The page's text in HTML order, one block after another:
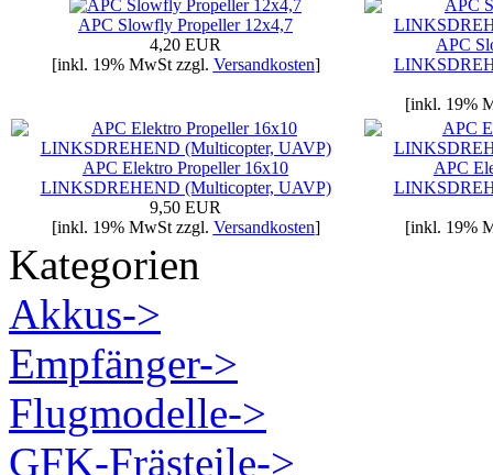
APC Slowfly Propeller 12x4,7
4,20 EUR
[inkl. 19% MwSt zzgl. Versandkosten]
APC
[inkl. 19%
APC Elektro Propeller 16x10
LINKSDREHEND (Multicopter, UAVP)
9,50 EUR
[inkl. 19% MwSt zzgl. Versandkosten]
APC
[inkl. 19%
Kategorien
Akkus->
Empfänger->
Flugmodelle->
GFK-Frästeile->